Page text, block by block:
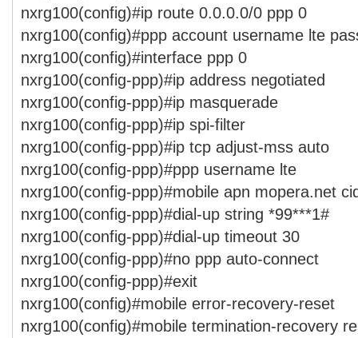
nxrg100(config)#ip route 0.0.0.0/0 ppp 0
nxrg100(config)#ppp account username lte
nxrg100(config)#interface ppp 0
nxrg100(config-ppp)#ip address negotiated
nxrg100(config-ppp)#ip masquerade
nxrg100(config-ppp)#ip spi-filter
nxrg100(config-ppp)#ip tcp adjust-mss auto
nxrg100(config-ppp)#ppp username lte
nxrg100(config-ppp)#mobile apn mopera.net
nxrg100(config-ppp)#dial-up string *99***1#
nxrg100(config-ppp)#dial-up timeout 30
nxrg100(config-ppp)#no ppp auto-connect
nxrg100(config-ppp)#exit
nxrg100(config)#mobile error-recovery-reset
nxrg100(config)#mobile termination-recovery